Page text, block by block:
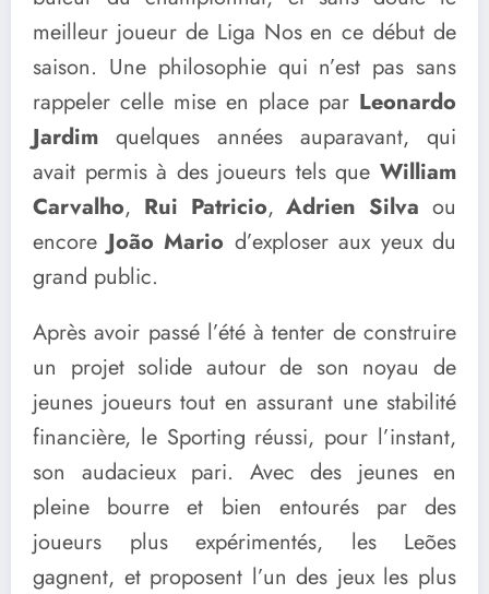
meilleur joueur de Liga Nos en ce début de
saison. Une philosophie qui n’est pas sans
rappeler celle mise en place par Leonardo
Jardim quelques années auparavant, qui
avait permis à des joueurs tels que William
Carvalho, Rui Patricio,Adrien Silva ou
encore João Mario d’exploser aux yeux du
grand public.
Après avoir passé l’été à tenter de construire
un projet solide autour de son noyau de
jeunes joueurs tout en assurant une stabilité
financière, le Sporting réussi, pour l’instant,
son audacieux pari. Avec des jeunes en
pleine bourre et bien entourés par des
joueurs plus expérimentés, les Leões
gagnent, et proposent l’un des jeux les plus